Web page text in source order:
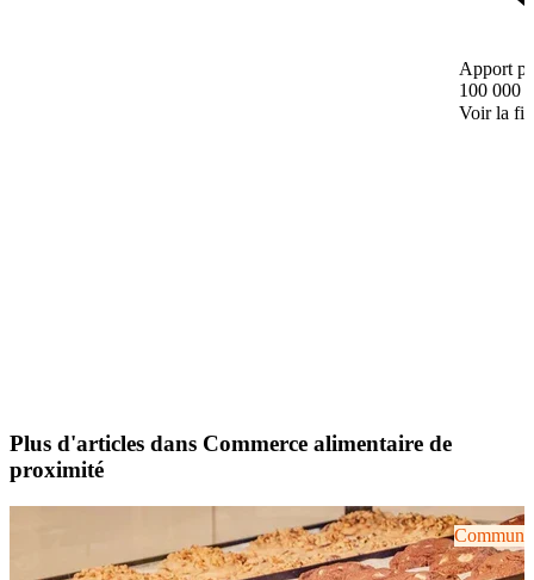
Apport
100 000 €
Voir la
Plus d'articles dans Commerce alimentaire de
proximité